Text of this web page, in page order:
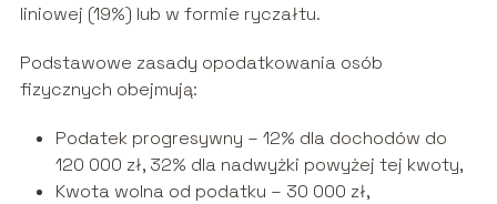
liniowej (19%) lub w formie ryczałtu.
Podstawowe zasady opodatkowania osób
fizycznych obejmują:
Podatek progresywny – 12% dla dochodów do
120 000 zł, 32% dla nadwyżki powyżej tej kwoty,
Kwota wolna od podatku – 30 000 zł,